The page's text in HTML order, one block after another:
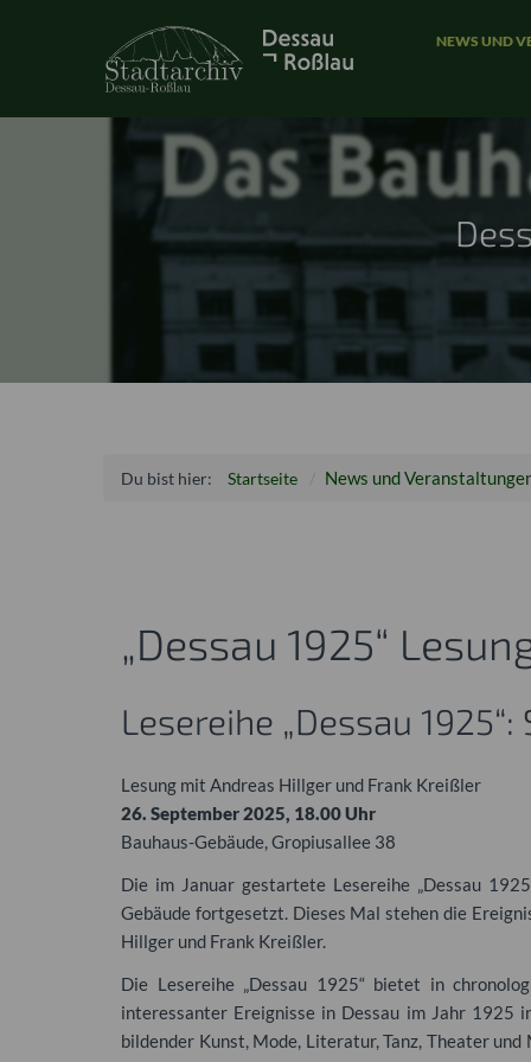
NEWS UND
Du bist hier: Startseite News und
„Dessau 1925“
Lesereihe „Dessau
Lesung mit Andreas Hillger und Frank Kreißler
26. September 2025, 18.00 Uhr
Bauhaus-Gebäude, Gropiusallee 38
Die im Januar gestartete Lesereihe „Dessau
Gebäude fortgesetzt. Dieses Mal stehen die
Hillger und Frank Kreißler.
Die Lesereihe „Dessau 1925“ bietet in
interessanter Ereignisse in Dessau im Jahr 1925
bildender Kunst, Mode, Literatur, Tanz, Theater